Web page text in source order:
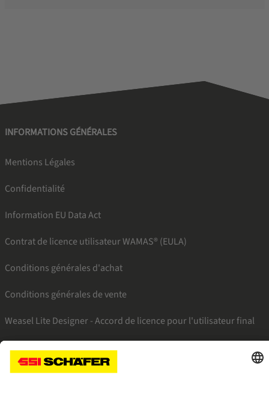
INFORMATIONS GÉNÉRALES
Mentions Légales
Confidentialité
Information EU Data Act
Contrat de licence utilisateur WAMAS® (EULA)
Conditions générales d'achat
Conditions générales de vente
Weasel Lite Designer - Accord de licence pour l'utilisateur final